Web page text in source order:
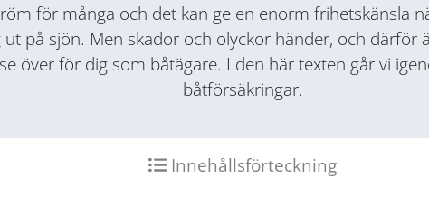
för många och det kan ge en enorm frihetskänsla
på sjön. Men skador och olyckor händer, och därför
över för dig som båtägare. I den här texten går vi
båtförsäkringar.
Innehållsförteckning